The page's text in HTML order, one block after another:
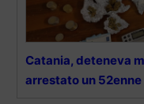
Catania, deteneva
arrestato un 52enne